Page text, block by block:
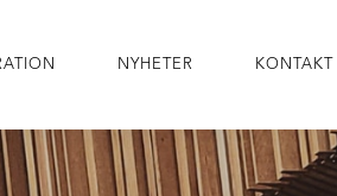
NYHETER KONTAKT